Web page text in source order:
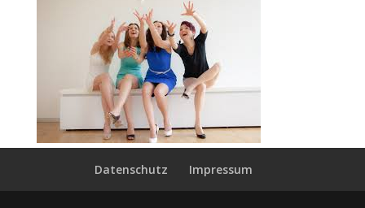
Datenschutz Impressum